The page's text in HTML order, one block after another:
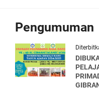
Pengumuman